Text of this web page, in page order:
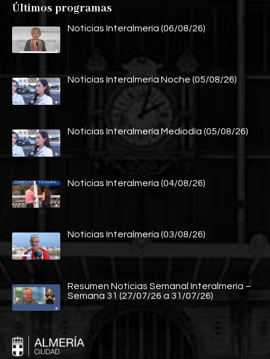
Últimos programas
Noticias Interalmería (06/08/26)
Noticias Interalmería Noche (05/08/26)
Noticias Interalmería Mediodía (05/08/26)
Noticias Interalmería (04/08/26)
Noticias Interalmería (03/08/26)
Resumen Noticias Semanal Interalmería –
Semana 31 (27/07/26 a 31/07/26)